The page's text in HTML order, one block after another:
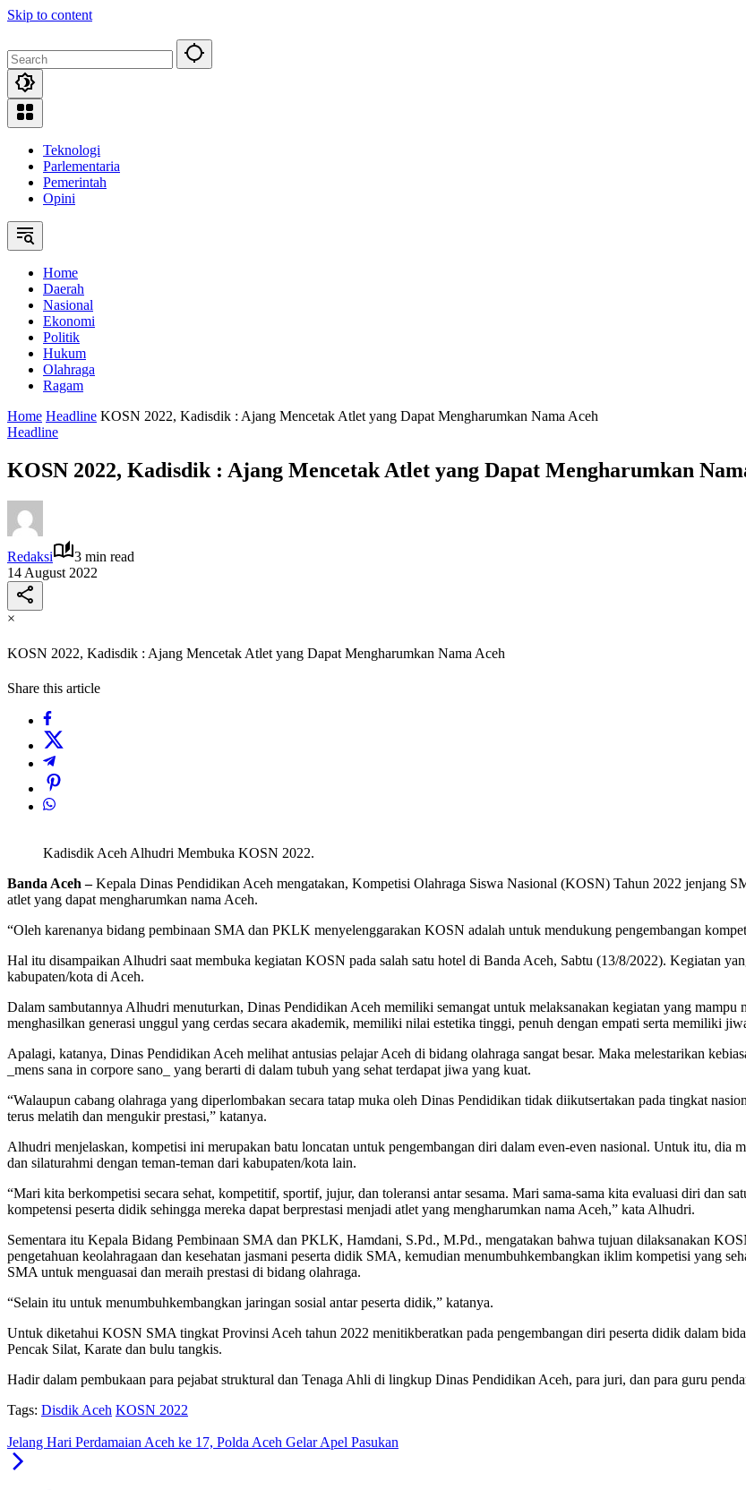
Skip to content
Teknologi
Parlementaria
Pemerintah
Opini
Home
Daerah
Nasional
Ekonomi
Politik
Hukum
Olahraga
Ragam
Home Headline KOSN 2022, Kadisdik : Ajang Mencetak Atlet yang Dapat Mengharumkan Nama Aceh
Headline
KOSN 2022, Kadisdik : Ajang Mencetak Atlet yang Dapat Mengharumkan
Redaksi
3 min read
14 August 2022
×
KOSN 2022, Kadisdik : Ajang Mencetak Atlet yang Dapat Mengharumkan Nama Aceh
Share this article
Kadisdik Aceh Alhudri Membuka KOSN 2022.
Banda Aceh –Kepala Dinas Pendidikan Aceh mengatakan, Kompetisi Olahraga Siswa Nasional (KOSN) Tahun 2022 jenjang
atlet yang dapat mengharumkan nama Aceh.
“Oleh karenanya bidang pembinaan SMA dan PKLK menyelenggarakan KOSN adalah untuk mendukung pengembangan
Hal itu disampaikan Alhudri saat membuka kegiatan KOSN pada salah satu hotel di Banda Aceh, Sabtu (13/8/2022). Kegiatan
kabupaten/kota di Aceh.
Dalam sambutannya Alhudri menuturkan, Dinas Pendidikan Aceh memiliki semangat untuk melaksanakan kegiatan yang
menghasilkan generasi unggul yang cerdas secara akademik, memiliki nilai estetika tinggi, penuh dengan empati serta memiliki
Apalagi, katanya, Dinas Pendidikan Aceh melihat antusias pelajar Aceh di bidang olahraga sangat besar. Maka melestarikan
_mens sana in corpore sano_ yang berarti di dalam tubuh yang sehat terdapat jiwa yang kuat.
“Walaupun cabang olahraga yang diperlombakan secara tatap muka oleh Dinas Pendidikan tidak diikutsertakan pada tingkat
terus melatih dan mengukir prestasi,” katanya.
Alhudri menjelaskan, kompetisi ini merupakan batu loncatan untuk pengembangan diri dalam even-even nasional. Untuk itu, dia
dan silaturahmi dengan teman-teman dari kabupaten/kota lain.
“Mari kita berkompetisi secara sehat, kompetitif, sportif, jujur, dan toleransi antar sesama. Mari sama-sama kita evaluasi diri dan
kompetensi peserta didik sehingga mereka dapat berprestasi menjadi atlet yang mengharumkan nama Aceh,” kata Alhudri.
Sementara itu Kepala Bidang Pembinaan SMA dan PKLK, Hamdani, S.Pd., M.Pd., mengatakan bahwa tujuan dilaksanakan
pengetahuan keolahragaan dan kesehatan jasmani peserta didik SMA, kemudian menumbuhkembangkan iklim kompetisi yang
SMA untuk menguasai dan meraih prestasi di bidang olahraga.
“Selain itu untuk menumbuhkembangkan jaringan sosial antar peserta didik,” katanya.
Untuk diketahui KOSN SMA tingkat Provinsi Aceh tahun 2022 menitikberatkan pada pengembangan diri peserta didik dalam
Pencak Silat, Karate dan bulu tangkis.
Hadir dalam pembukaan para pejabat struktural dan Tenaga Ahli di lingkup Dinas Pendidikan Aceh, para juri, dan para guru
Tags: Disdik Aceh KOSN 2022
Jelang Hari Perdamaian Aceh ke 17, Polda Aceh Gelar Apel Pasukan